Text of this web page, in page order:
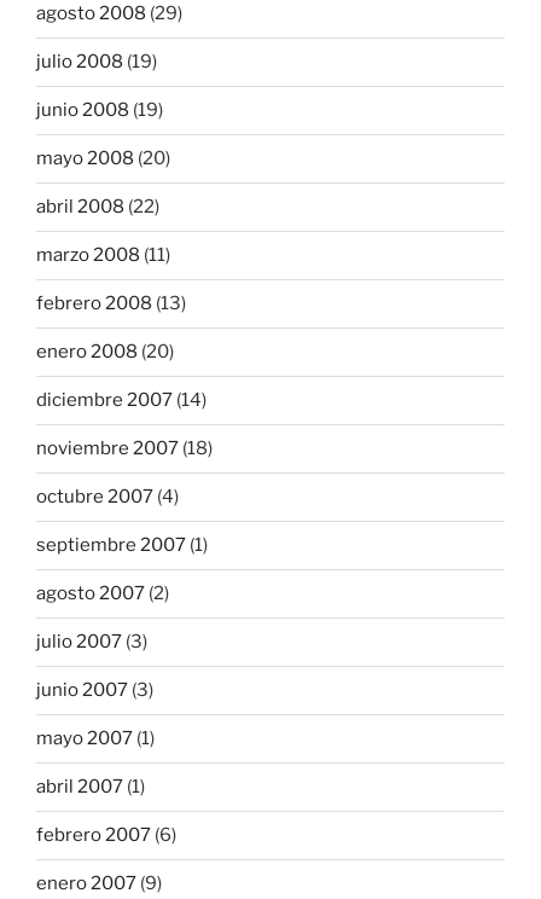
agosto 2008 (29)
julio 2008 (19)
junio 2008 (19)
mayo 2008 (20)
abril 2008 (22)
marzo 2008 (11)
febrero 2008 (13)
enero 2008 (20)
diciembre 2007 (14)
noviembre 2007 (18)
octubre 2007 (4)
septiembre 2007 (1)
agosto 2007 (2)
julio 2007 (3)
junio 2007 (3)
mayo 2007 (1)
abril 2007 (1)
febrero 2007 (6)
enero 2007 (9)